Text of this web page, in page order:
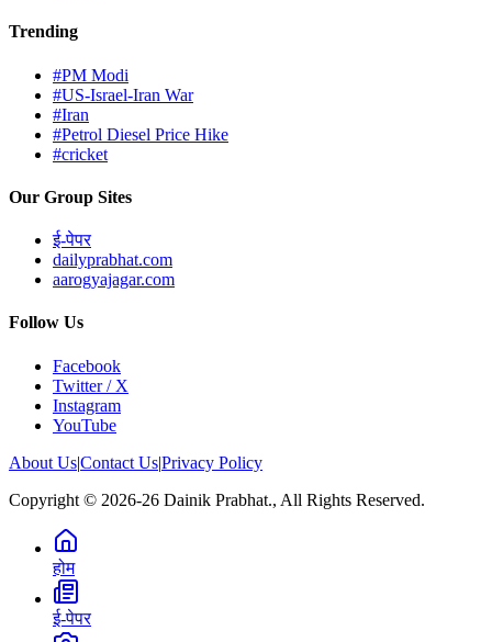
Trending
#PM Modi
#US-Israel-Iran War
#Iran
#Petrol Diesel Price Hike
#cricket
Our Group Sites
ई-पेपर
dailyprabhat.com
aarogyajagar.com
Follow Us
Facebook
Twitter / X
Instagram
YouTube
About Us|Contact Us|Privacy Policy
Copyright © 2026-26 Dainik Prabhat., All Rights Reserved.
होम
ई-पेपर